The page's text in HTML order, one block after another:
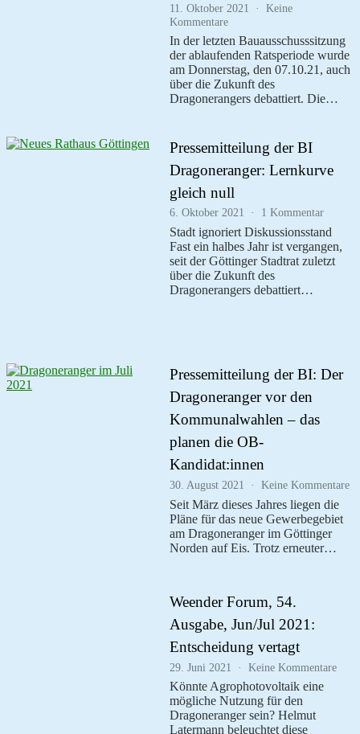
11. Oktober 2021
Keine
Kommentarezu
Bauausschusssitzung:
Dragoneranger
weiter
in
der
Schwebe;
nachbessern
In der letzten Bauausschusssitzung
der ablaufenden Ratsperiode wurde
am Donnerstag, den 07.10.21, auch
über die Zukunft des
Dragonerangers debattiert. Die…
Pressemitteilung der BI
Dragoneranger: Lernkurve
gleich null
6. Oktober 2021 1 Kommentarzu
der
BI
Stadt ignoriert Diskussionsstand
Fast ein halbes Jahr ist vergangen,
seit der Göttinger Stadtrat zuletzt
über die Zukunft des
Dragonerangers debattiert…
Pressemitteilung der BI: Der
Dragoneranger vor den
Kommunalwahlen – das
planen die OB-
Kandidat:innen
30. August 2021 Keine Kommentarezu
Seit März dieses Jahres liegen die
Pläne für das neue Gewerbegebiet
am Dragoneranger im Göttinger
Norden auf Eis. Trotz erneuter…
Weender Forum, 54.
Ausgabe, Jun/Jul 2021:
Entscheidung vertagt
29. Juni 2021 Keine Kommentarezu
Könnte Agrophotovoltaik eine
mögliche Nutzung für den
Dragoneranger sein? Helmut
Latermann beleuchtet diese